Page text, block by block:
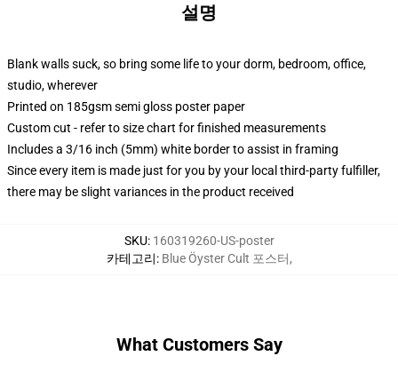
설명
Blank walls suck, so bring some life to your dorm, bedroom, office,
studio, wherever
Printed on 185gsm semi gloss poster paper
Custom cut - refer to size chart for finished measurements
Includes a 3/16 inch (5mm) white border to assist in framing
Since every item is made just for you by your local third-party fulfiller,
there may be slight variances in the product received
SKU: 160319260-US-poster
카테고리: Blue Öyster Cult 포스터,
What Customers Say